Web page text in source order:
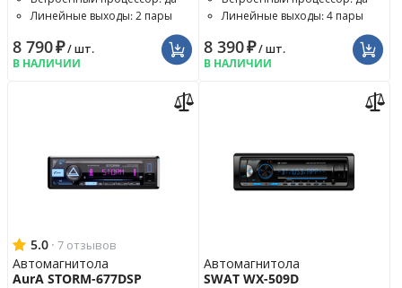
Линейные выходы: 2 пары
8 790₽/ шт.
В НАЛИЧИИ
Линейные выходы: 4 пары
8 390₽/ шт.
В НАЛИЧИИ
5.0 · 7 отзывов
Автомагнитола
AurA STORM-677DSP
Автомагнитола
SWAT WX-509D